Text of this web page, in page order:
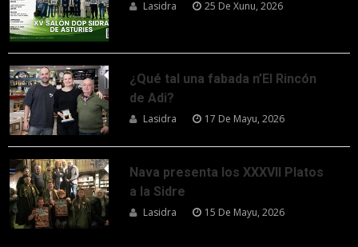
Lasidra 25 De Xunu, 2026
¿Qué tal una fabada n’El Rincón
de Adi?
Lasidra 17 De Mayu, 2026
Nava presenta los XXXVII Platos
a la Sidre
Lasidra 15 De Mayu, 2026